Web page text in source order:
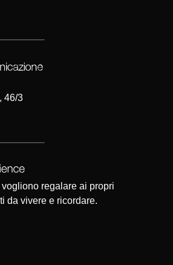
46/3
regalare ai propri
da vivere e ricordare.